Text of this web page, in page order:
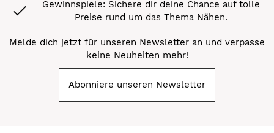
Gewinnspiele: Sichere dir deine Chance auf tolle
Preise rund um das Thema Nähen.
Melde dich jetzt für unseren Newsletter an und verpasse
keine Neuheiten mehr!
Abonniere unseren Newsletter